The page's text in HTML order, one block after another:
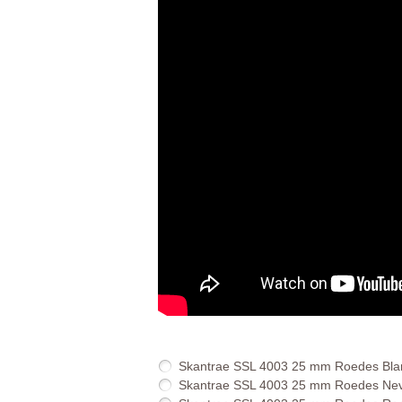
Skantrae SSL 4003 25 mm Roedes
Skantrae SSL 4003 25 mm Roedes